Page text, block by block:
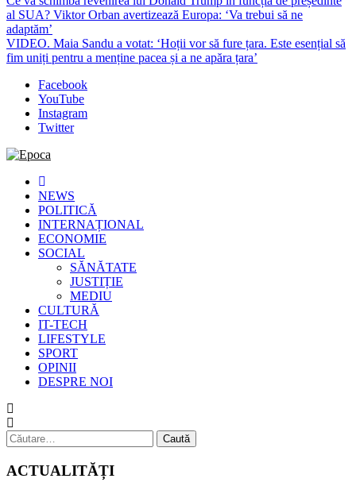
al SUA? Viktor Orban avertizează Europa: ‘Va trebui să ne
adaptăm’
VIDEO. Maia Sandu a votat: ‘Hoții vor să fure țara. Este esențial să
fim uniți pentru a menține pacea și a ne apăra țara’
Facebook
YouTube
Instagram
Twitter
Epoca
Cele mai noi știri online din România
NEWS
POLITICĂ
INTERNAȚIONAL
ECONOMIE
SOCIAL
SĂNĂTATE
JUSTIȚIE
MEDIU
CULTURĂ
IT-TECH
LIFESTYLE
SPORT
OPINII
DESPRE NOI
Caută
după:
ACTUALITĂȚI